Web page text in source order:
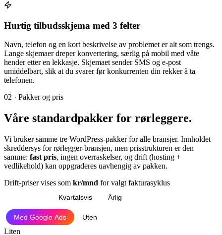
Hurtig tilbudsskjema med 3 felter
Navn, telefon og en kort beskrivelse av problemet er alt som trengs.
Lange skjemaer dreper konvertering, særlig på mobil med våte
hender etter en lekkasje. Skjemaet sender SMS og e-post
umiddelbart, slik at du svarer før konkurrenten din rekker å ta
telefonen.
02 · Pakker og pris
Våre standardpakker for rørleggere.
Vi bruker samme tre WordPress-pakker for alle bransjer. Innholdet
skreddersys for rørlegger-bransjen, men prisstrukturen er den
samme: fast pris, ingen overraskelser, og drift (hosting +
vedlikehold) kan oppgraderes uavhengig av pakken.
Drift-priser vises som kr/mnd for valgt fakturasyklus
Kvartalsvis Årlig
Med Google Ads Uten
Liten